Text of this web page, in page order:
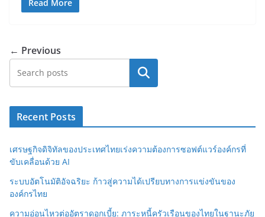
Read More
← Previous
Search
Recent Posts
เศรษฐกิจดิจิทัลของประเทศไทยเร่งความต้องการซอฟต์แวร์องค์กรที่
ขับเคลื่อนด้วย AI
ระบบอัตโนมัติอัจฉริยะ ก้าวสู่ความได้เปรียบทางการแข่งขันของ
องค์กรไทย
ความอ่อนไหวต่ออัตราดอกเบี้ย: ภาระหนี้ครัวเรือนของไทยในฐานะภัย